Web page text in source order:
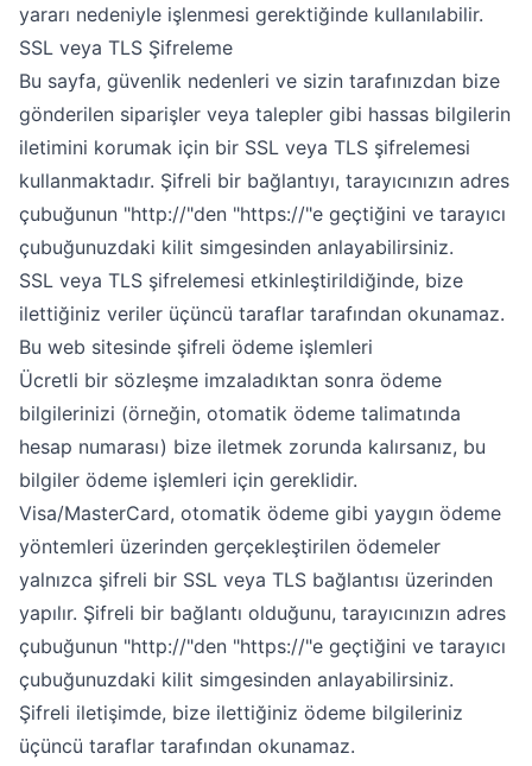
yararı nedeniyle işlenmesi gerektiğinde kullanılabilir.
SSL veya TLS Şifreleme
Bu sayfa, güvenlik nedenleri ve sizin tarafınızdan bize
gönderilen siparişler veya talepler gibi hassas bilgilerin
iletimini korumak için bir SSL veya TLS şifrelemesi
kullanmaktadır. Şifreli bir bağlantıyı, tarayıcınızın adres
çubuğunun "http://"den "https://"e geçtiğini ve tarayıcı
çubuğunuzdaki kilit simgesinden anlayabilirsiniz.
SSL veya TLS şifrelemesi etkinleştirildiğinde, bize
ilettiğiniz veriler üçüncü taraflar tarafından okunamaz.
Bu web sitesinde şifreli ödeme işlemleri
Ücretli bir sözleşme imzaladıktan sonra ödeme
bilgilerinizi (örneğin, otomatik ödeme talimatında
hesap numarası) bize iletmek zorunda kalırsanız, bu
bilgiler ödeme işlemleri için gereklidir.
Visa/MasterCard, otomatik ödeme gibi yaygın ödeme
yöntemleri üzerinden gerçekleştirilen ödemeler
yalnızca şifreli bir SSL veya TLS bağlantısı üzerinden
yapılır. Şifreli bir bağlantı olduğunu, tarayıcınızın adres
çubuğunun "http://"den "https://"e geçtiğini ve tarayıcı
çubuğunuzdaki kilit simgesinden anlayabilirsiniz.
Şifreli iletişimde, bize ilettiğiniz ödeme bilgileriniz
üçüncü taraflar tarafından okunamaz.